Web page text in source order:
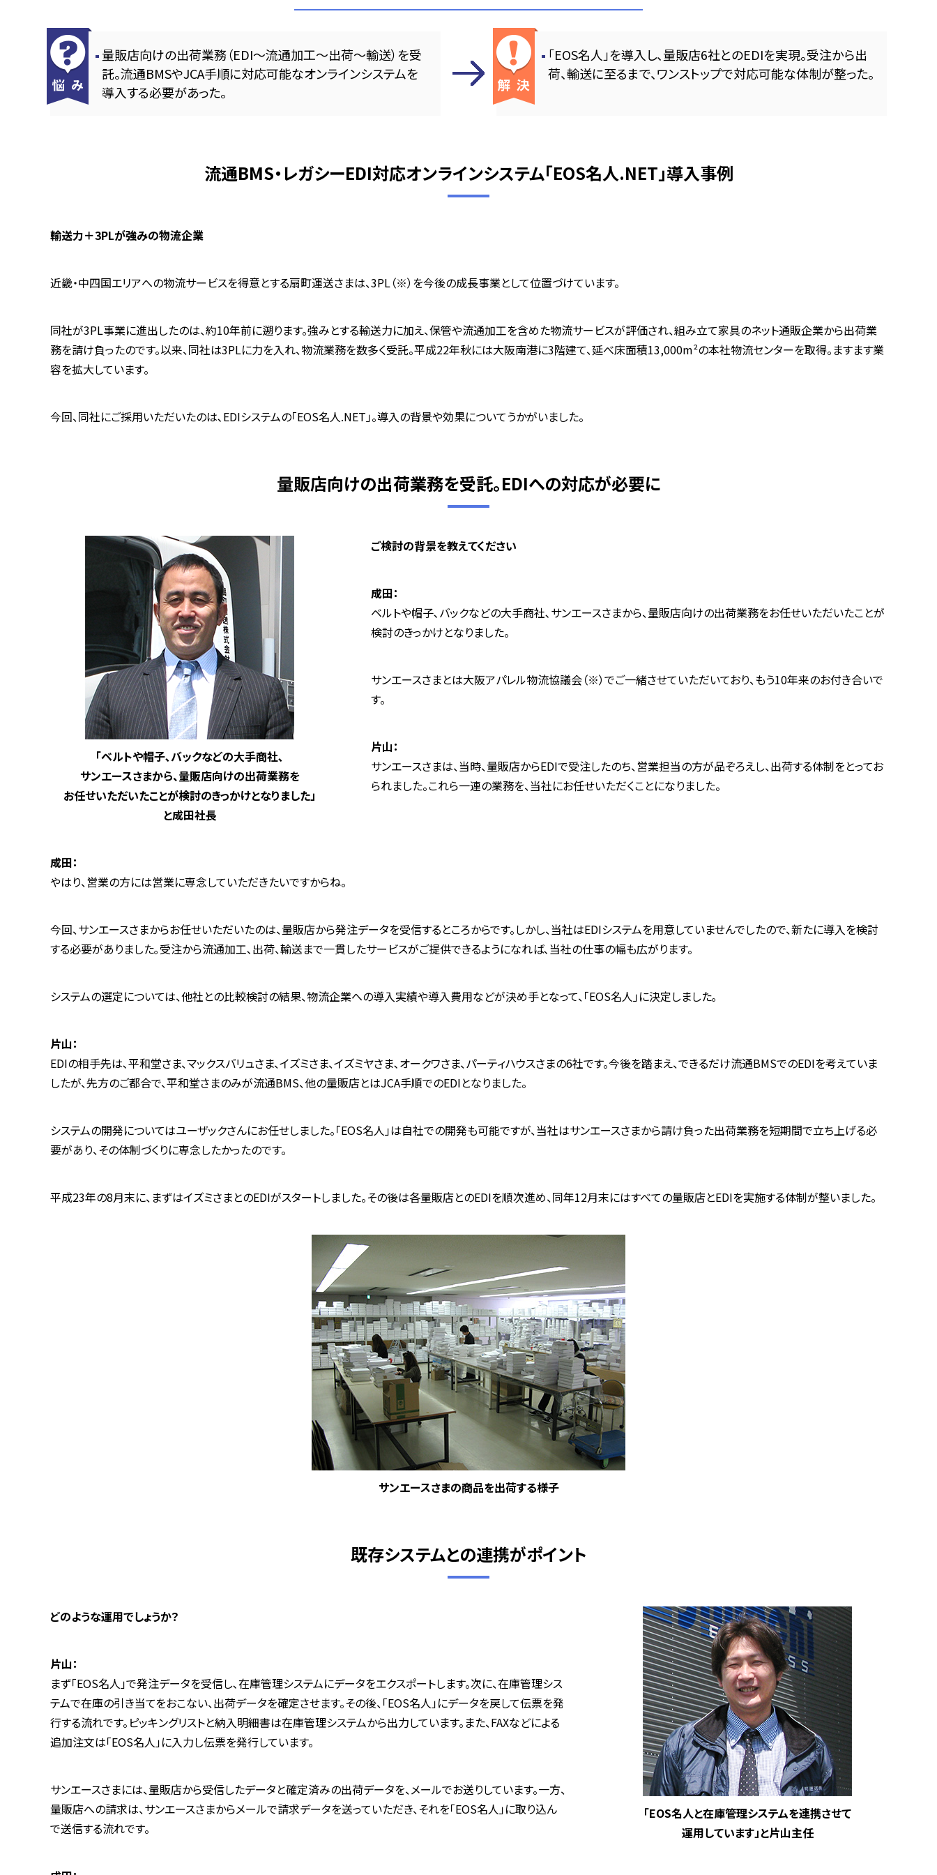
量販店向けの出荷業務（EDI～流通加工～出荷～輸送）を受
託。流通BMSやJCA手順に対応可能なオンラインシステムを
導入する必要があった。
「EOS名人」を導入し、量販店6社とのEDIを実現。受注から出
荷、輸送に至るまで、ワンストップで対応可能な体制が整った。
流通BMS・レガシーEDI対応オンラインシステム「EOS名人.NET」導入事例
輸送力＋3PLが強みの物流企業
近畿・中四国エリアへの物流サービスを得意とする扇町運送さまは、3PL（※）を今後の成長事業として位置づけています。
同社が3PL事業に進出したのは、約10年前に遡ります。強みとする輸送力に加え、保管や流通加工を含めた物流サービスが評価され、組み立て家具のネット通販企業から出荷業
務を請け負ったのです。以来、同社は3PLに力を入れ、物流業務を数多く受託。平成22年秋には大阪南港に3階建て、延べ床面積13,000m²の本社物流センターを取得。ますます業
容を拡大しています。
今回、同社にご採用いただいたのは､EDIシステムの「EOS名人.NET」。導入の背景や効果についてうかがいました。
量販店向けの出荷業務を受託。EDIへの対応が必要に
「ベルトや帽子､バックなどの大手商社､
サンエースさまから、量販店向けの出荷業務を
お任せいただいたことが検討のきっかけとなりました」
と成田社長
―――ご検討の背景を教えてください
成田：
ベルトや帽子､バックなどの大手商社､サンエースさまから、量販店向けの出荷業務をお任せいただいたことが
検討のきっかけとなりました。
サンエースさまとは大阪アパレル物流協議会（※）でご一緒させていただいており、もう10年来のお付き合いで
す。
片山：
サンエースさまは、当時、量販店からEDIで受注したのち、営業担当の方が品ぞろえし、出荷する体制をとってお
られました。これら一連の業務を、当社にお任せいただくことになりました。
成田：
やはり、営業の方には営業に専念していただきたいですからね。
今回、サンエースさまからお任せいただいたのは、量販店から発注データを受信するところからです。しかし、当社はEDIシステムを用意していませんでしたので、新たに導入を検討
する必要がありました｡受注から流通加工､出荷、輸送まで一貫したサービスがご提供できるようになれば､当社の仕事の幅も広がります。
システムの選定については、他社との比較検討の結果、物流企業への導入実績や導入費用などが決め手となって、「EOS名人」に決定しました｡
片山：
EDIの相手先は､平和堂さま、マックスバリュさま、イズミさま、イズミヤさま､オークワさま、パーティハウスさまの6社です。今後を踏まえ、できるだけ流通BMSでのEDIを考えていま
したが、先方のご都合で、平和堂さまのみが流通BMS、他の量販店とはJCA手順でのEDIとなりました。
システムの開発についてはユーザックさんにお任せしました。「EOS名人」は自社での開発も可能ですが、当社はサンエースさまから請け負った出荷業務を短期間で立ち上げる必
要があり、その体制づくりに専念したかったのです。
平成23年の8月末に、まずはイズミさまとのEDIがスタートしました。その後は各量販店とのEDIを順次進め、同年12月末にはすべての量販店とEDIを実施する体制が整いました。
サンエースさまの商品を出荷する様子
既存システムとの連携がポイント
「EOS名人と在庫管理システムを連携させて
運用しています」と片山主任
―――どのような運用でしょうか？
片山：
まず「EOS名人」で発注データを受信し､在庫管理システムにデータをエクスポートします。次に、在庫管理シス
テムで在庫の引き当てをおこない、出荷データを確定させます。その後、「EOS名人」にデータを戻して伝票を発
行する流れです。ピッキングリストと納入明細書は在庫管理システムから出力しています。また、FAXなどによる
追加注文は「EOS名人」に入力し伝票を発行しています。
サンエースさまには、量販店から受信したデータと確定済みの出荷データを、メールでお送りしています。一方、
量販店への請求は、サンエースさまからメールで請求データを送っていただき、それを「EOS名人」に取り込ん
で送信する流れです。